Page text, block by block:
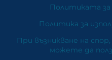
Политиката
Политика за
При възникване на
можете да